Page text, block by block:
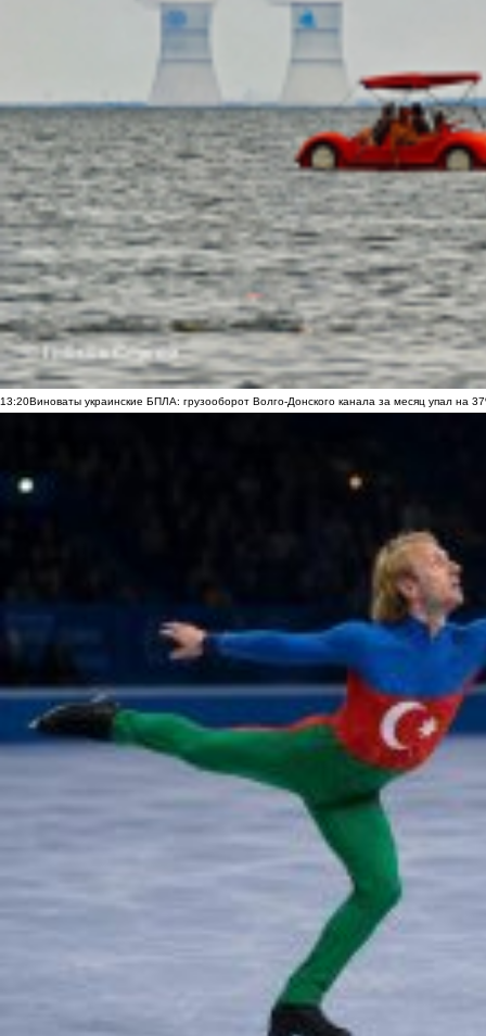
13:20Виноваты украинские БПЛА: грузооборот Волго-Донского канала за месяц упал на